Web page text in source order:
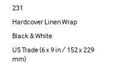
231
Hardcover Linen Wrap
Black & White
US Trade (6 x 9 in / 152 x 229
mm)